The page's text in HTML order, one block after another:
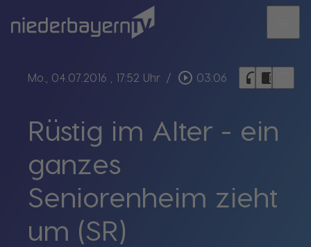
Mo., 04.07.2016 , 17:52 Uhr / play_circle_outline 03:06 headphones chrome_reader_mode
Rüstig im Alter - ein
ganzes
Seniorenheim zieht
um (SR)